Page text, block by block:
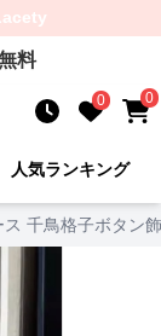
料
0 0
人気ランキング
ス 千鳥格子ボタン